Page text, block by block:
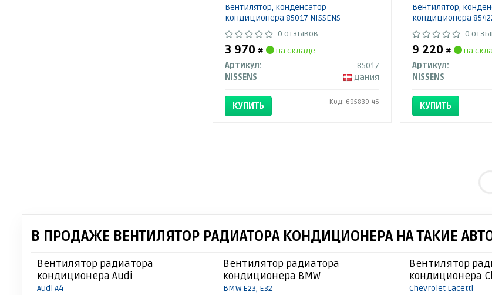
Вентилятор, конденсатор
кондиционера 85017 NISSENS
0 отзывов
3 970 ₴
на складе
Артикул:
85017
NISSENS
Дания
КУПИТЬ Код: 695839-46
Вентилятор,
кондиционера
0
9 220₴
на
Артикул:
NISSENS
КУПИТЬ
В ПРОДАЖЕ ВЕНТИЛЯТОР РАДИАТОРА КОНДИЦИОНЕРА НА ТАКИЕ
Вентилятор радиатора
кондиционера Audi
Audi A4
Вентилятор радиатора
кондиционера BMW
BMW E23, E32
Вентилятор
кондиционера
Chevrolet Lacetti